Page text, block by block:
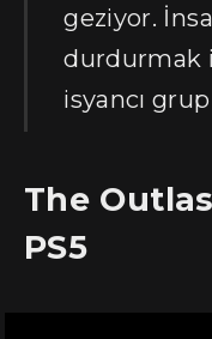
geziyor.
durdurmak
isyancı grup
The
PS5